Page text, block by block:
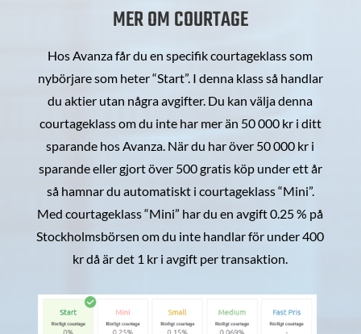
MER OM COURTAGE
Hos Avanza får du en specifik courtageklass som
nybörjare som heter “Start”. I denna klass så handlar
du aktier utan några avgifter. Du kan välja denna
courtageklass om du inte har mer än 50 000 kr i ditt
sparande hos Avanza. När du har över 50 000 kr i
sparande eller gjort över 500 gratis köp under ett år
så hamnar du automatiskt i courtageklass “Mini”.
Med courtageklass “Mini” har du en avgift 0.25 % på
Stockholmsbörsen om du inte handlar för under 400
kr då är det 1 kr i avgift per transaktion.